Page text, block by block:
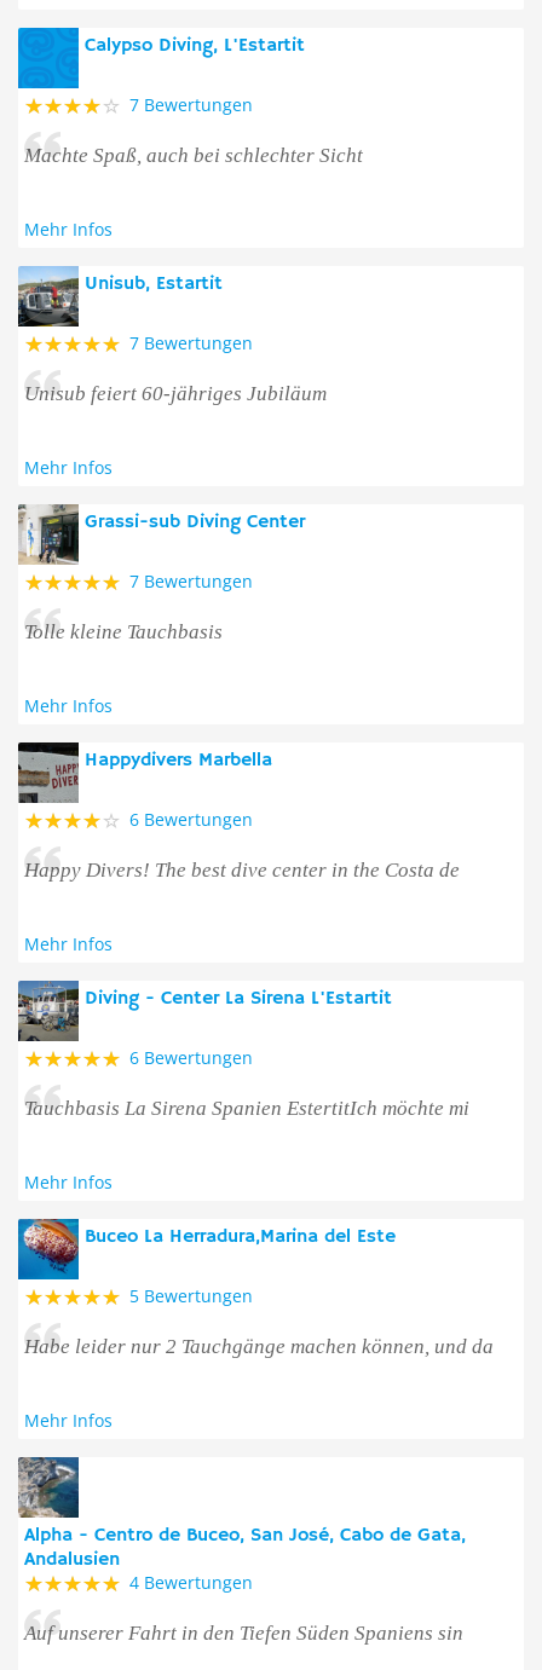
Calypso Diving, L'Estartit
7 Bewertungen
Machte Spaß, auch bei schlechter Sicht
Mehr Infos
Unisub, Estartit
7 Bewertungen
Unisub feiert 60-jähriges Jubiläum
Mehr Infos
Grassi-sub Diving Center
7 Bewertungen
Tolle kleine Tauchbasis
Mehr Infos
Happydivers Marbella
6 Bewertungen
Happy Divers! The best dive center in the Costa de
Mehr Infos
Diving - Center La Sirena L'Estartit
6 Bewertungen
Tauchbasis La Sirena Spanien EstertitIch möchte mi
Mehr Infos
Buceo La Herradura,Marina del Este
5 Bewertungen
Habe leider nur 2 Tauchgänge machen können, und da
Mehr Infos
Alpha - Centro de Buceo, San José, Cabo de Gata,
Andalusien
4 Bewertungen
Auf unserer Fahrt in den Tiefen Süden Spaniens sin